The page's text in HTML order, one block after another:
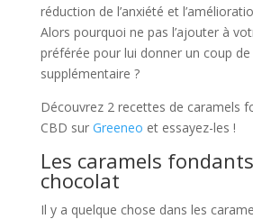
réduction de l’anxiété et
Alors pourquoi ne pas l’ajouter à
préférée pour lui donner un coup
supplémentaire ?
Découvrez 2 recettes de caramels
CBD sur Greeneo et essayez-les !
Les caramels
chocolat
Il y a quelque chose dans les